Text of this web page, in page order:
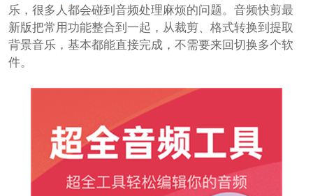
乐，很多人都会碰到音频处理麻烦的问题。音频快剪最
新版把常用功能整合到一起，从裁剪、格式转换到提取
背景音乐，基本都能直接完成，不需要来回切换多个软
件。